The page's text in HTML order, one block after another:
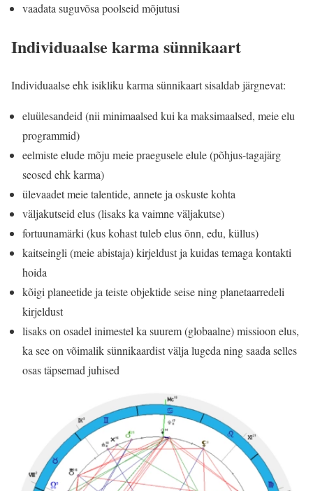
vaadata suguvõsa poolseid mõjutusi
Individuaalse karma sünnikaart
Individuaalse ehk isikliku karma sünnikaart sisaldab järgnevat:
eluülesandeid (nii minimaalsed kui ka maksimaalsed, meie elu
programmid)
eelmiste elude mõju meie praegusele elule (põhjus-tagajärg
seosed ehk karma)
ülevaadet meie talentide, annete ja oskuste kohta
väljakutseid elus (lisaks ka vaimne väljakutse)
fortuunamärki (kus kohast tuleb elus õnn, edu, küllus)
kaitseingli (meie abistaja) kirjeldust ja kuidas temaga kontakti
hoida
kõigi planeetide ja teiste objektide seise ning planetaarredeli
kirjeldust
lisaks on osadel inimestel ka suurem (globaalne) missioon elus,
ka see on võimalik sünnikaardist välja lugeda ning saada selles
osas täpsemad juhised